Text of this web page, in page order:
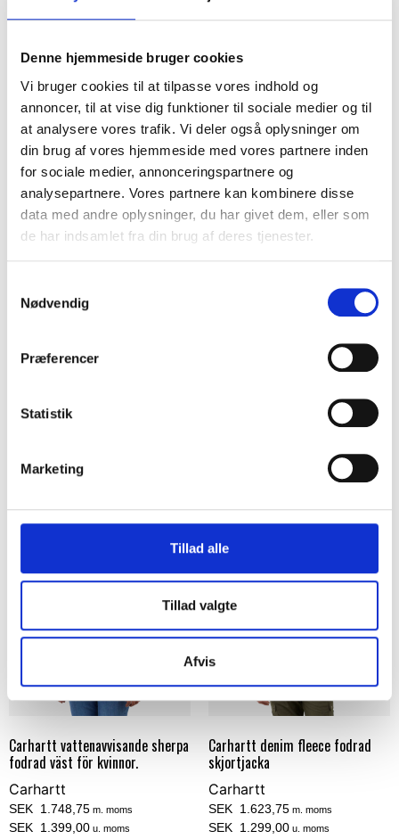
Denne hjemmeside bruger cookies
Vi bruger cookies til at tilpasse vores indhold og
annoncer, til at vise dig funktioner til sociale medier og til
at analysere vores trafik. Vi deler også oplysninger om
din brug af vores hjemmeside med vores partnere inden
for sociale medier, annonceringspartnere og
analysepartnere. Vores partnere kan kombinere disse
data med andre oplysninger, du har givet dem, eller som
de har indsamlet fra din brug af deres tjenester.
Nødvendig
Præferencer
Statistik
Marketing
Tillad alle
Tillad valgte
Afvis
stövlar
SEK 248,75m. moms
SEK 199,00 u. moms
Välj alternativ
stövlar
SEK 498,75
SEK 399,00u. moms
Välj alternativ
Carhartt
Carhartt vattenavvisande sherpa
fodrad väst för kvinnor.
Carhartt
SEK 1.748,75 m. moms
SEK 1.399,00 u. moms
Carhartt denim fleece fodrad
skjortjacka
Carhartt
SEK 1.623,75 m. moms
SEK 1.299,00 u. moms